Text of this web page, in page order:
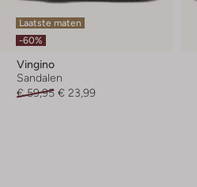
Laatste maten
-60%
Vingino
Sandalen
€ 59,95 € 23,99